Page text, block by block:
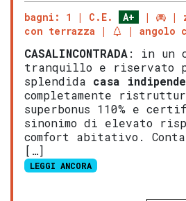
bagni: 1 C.E. A+
con terrazza
angolo
CASALINCONTRADA: in un
tranquillo e riservato
splendida casa
completamente
superbonus 110% e
sinonimo di elevato
comfort abitativo.
[…]
LEGGI ANCORA